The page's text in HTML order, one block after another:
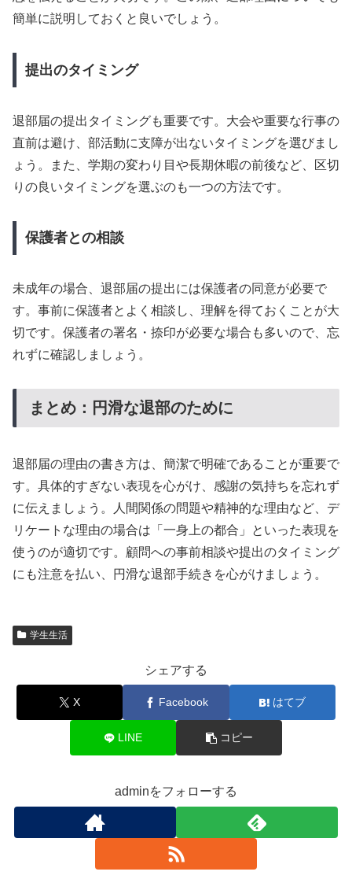
簡単に説明しておくと良いでしょう。
提出のタイミング
退部届の提出タイミングも重要です。大会や重要な行事の
直前は避け、部活動に支障が出ないタイミングを選びまし
ょう。また、学期の変わり目や長期休暇の前後など、区切
りの良いタイミングを選ぶのも一つの方法です。
保護者との相談
未成年の場合、退部届の提出には保護者の同意が必要で
す。事前に保護者とよく相談し、理解を得ておくことが大
切です。保護者の署名・捺印が必要な場合も多いので、忘
れずに確認しましょう。
まとめ：円滑な退部のために
退部届の理由の書き方は、簡潔で明確であることが重要で
す。具体的すぎない表現を心がけ、感謝の気持ちを忘れず
に伝えましょう。人間関係の問題や精神的な理由など、デ
リケートな理由の場合は「一身上の都合」といった表現を
使うのが適切です。顧問への事前相談や提出のタイミング
にも注意を払い、円滑な退部手続きを心がけましょう。
学生生活
シェアする
X Facebook はてブ
LINE コピー
adminをフォローする